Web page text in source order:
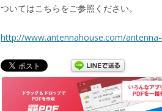
ついてはこちらをご参照ください。
http://www.antennahouse.com/